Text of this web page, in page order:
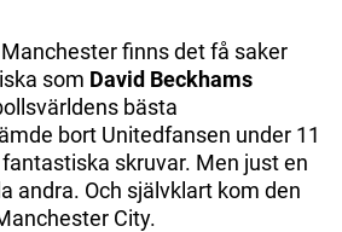
finns det få saker
som David Beckhams
bästa
bort Unitedfansen under 11
skruvar. Men just en
andra. Och självklart kom den
City.